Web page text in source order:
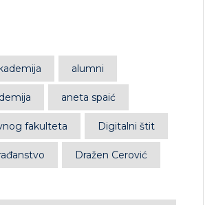
alumni
aneta spaić
fakulteta Digitalni štit
Dražen Cerović